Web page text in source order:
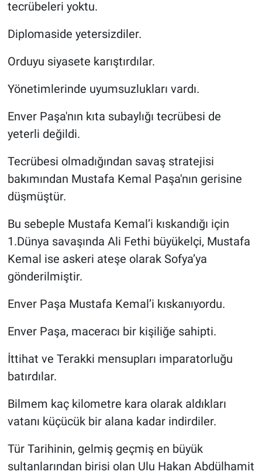
tecrübeleri yoktu.
Diplomaside yetersizdiler.
Orduyu siyasete karıştırdılar.
Yönetimlerinde uyumsuzlukları vardı.
Enver Paşa'nın kıta subaylığı tecrübesi de
yeterli değildi.
Tecrübesi olmadığından savaş stratejisi
bakımından Mustafa Kemal Paşa'nın gerisine
düşmüştür.
Bu sebeple Mustafa Kemal’i kıskandığı için
1.Dünya savaşında Ali Fethi büyükelçi, Mustafa
Kemal ise askeri ateşe olarak Sofya’ya
gönderilmiştir.
Enver Paşa Mustafa Kemal’i kıskanıyordu.
Enver Paşa, maceracı bir kişiliğe sahipti.
İttihat ve Terakki mensupları imparatorluğu
batırdılar.
Bilmem kaç kilometre kara olarak aldıkları
vatanı küçücük bir alana kadar indirdiler.
Tür Tarihinin, gelmiş geçmiş en büyük
sultanlarından birisi olan Ulu Hakan Abdülhamit